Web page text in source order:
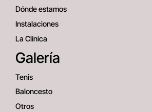
Dónde estamos
Instalaciones
La Clínica
Galería
Tenis
Baloncesto
Otros